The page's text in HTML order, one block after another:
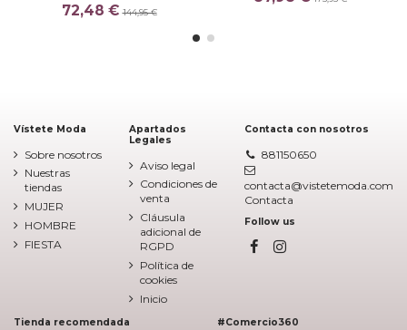
72,48 €144,95 €
Vístete Moda
Sobre nosotros
Nuestras
tiendas
MUJER
HOMBRE
FIESTA
Apartados
Legales
Aviso legal
Condiciones de
venta
Cláusula
adicional de
RGPD
Política de
cookies
Inicio
Contacta con nosotros
881150650
contacta@vistetemoda.com
Contacta
Follow us
Tienda recomendada #Comercio360